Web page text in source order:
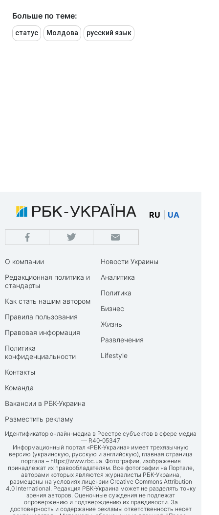
Больше по теме:
статус Молдова русский язык
RU UA
О компании
Редакционная политика и
стандарты
Как стать нашим автором
Правила пользования
Правовая информация
Политика
конфиденциальности
Контакты
Команда
Вакансии в РБК-Украина
Разместить рекламу
Новости Украины
Аналитика
Политика
Бизнес
Жизнь
Развлечения
Lifestyle
Идентификатор онлайн-медиа в Реестре субъектов в сфере медиа
— R40-05347
Информационный портал «РБК-Украина» имеет трехязычную
версию (украинскую, русскую и английскую), главная страница
портала – https://www.rbc.ua. Фотографии, изображения
принадлежат их правообладателям. Все фотографии на Портале,
авторами которых являются журналисты РБК-Украина,
размещены на условиях лицензии Creative Commons Attribution
4.0 International. Редакция РБК-Украина может не разделять точку
зрения авторов. Оценочные суждения не подлежат
опровержению и подтверждению их правдивости. За
достоверность и содержание рекламы ответственность несет